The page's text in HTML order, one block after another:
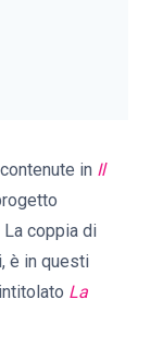
in Il
coppia di
è in questi
La